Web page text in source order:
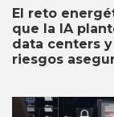
El reto
que la IA
data centers y
riesgos